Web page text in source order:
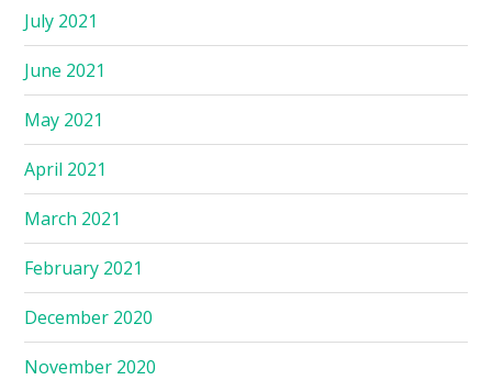
July 2021
June 2021
May 2021
April 2021
March 2021
February 2021
December 2020
November 2020